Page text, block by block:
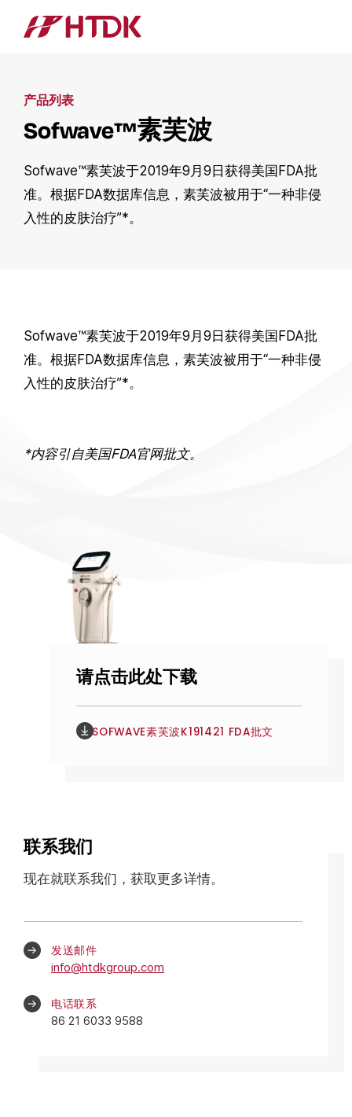
产品列表
Sofwave™素芙波
Sofwave™素芙波于2019年9月9日获得美国FDA批
准。根据FDA数据库信息，素芙波被用于“一种非侵
入性的皮肤治疗”*。
Sofwave™素芙波于2019年9月9日获得美国FDA批
准。根据FDA数据库信息，素芙波被用于“一种非侵
入性的皮肤治疗”*。
*内容引自美国FDA官网批文。
请点击此处下载
SOFWAVE素芙波K191421 FDA批文
联系我们
现在就联系我们，获取更多详情。
发送邮件
info@htdkgroup.com
电话联系
86 21 6033 9588